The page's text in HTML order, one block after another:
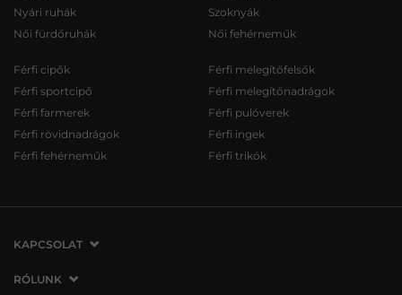
Nyári ruhák
Női fürdőruhák
Szoknyák
Női fehérneműk
Férfi cipők
Férfi sportcipő
Férfi farmerek
Férfi rövidnadrágok
Férfi fehérneműk
Férfi melegítőfelsők
Férfi melegítőnadrágok
Férfi pulóverek
Férfi ingek
Férfi trikók
KAPCSOLAT
VERMONT Services Slovakia s. r. o.
RÓLUNK